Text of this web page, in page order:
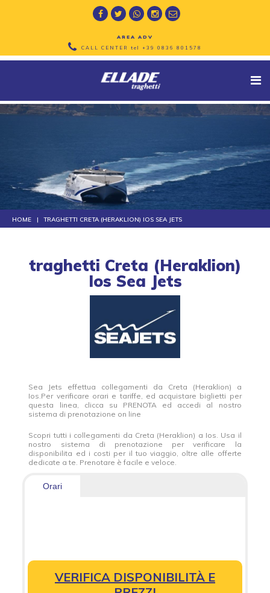
AREA ADV
CALL CENTER tel +39 0836 801578
HOME TRAGHETTI CRETA (HERAKLION) IOS SEA JETS
traghetti Creta (Heraklion)
Ios Sea Jets
Sea Jets effettua collegamenti da Creta (Heraklion) a
Ios.Per verificare orari e tariffe, ed acquistare biglietti per
questa linea, clicca su PRENOTA ed accedi al nostro
sistema di prenotazione on line
Scopri tutti i collegamenti da Creta (Heraklion) a Ios. Usa il
nostro sistema di prenotazione per verificare la
disponibilita ed i costi per il tuo viaggio, oltre alle offerte
dedicate a te. Prenotare è facile e veloce.
Orari
VERIFICA DISPONIBILITÀ E